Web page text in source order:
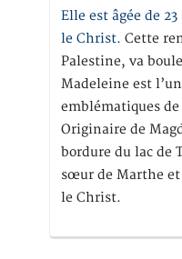
Elle est âgée de
le Christ. Cette
Palestine, va
Madeleine est
emblématiques
Originaire de
bordure du lac de
sœur de Marthe et
le Christ.